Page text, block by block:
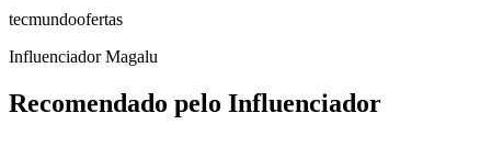
tecmundoofertas
Influenciador Magalu
Recomendado pelo Influenciador